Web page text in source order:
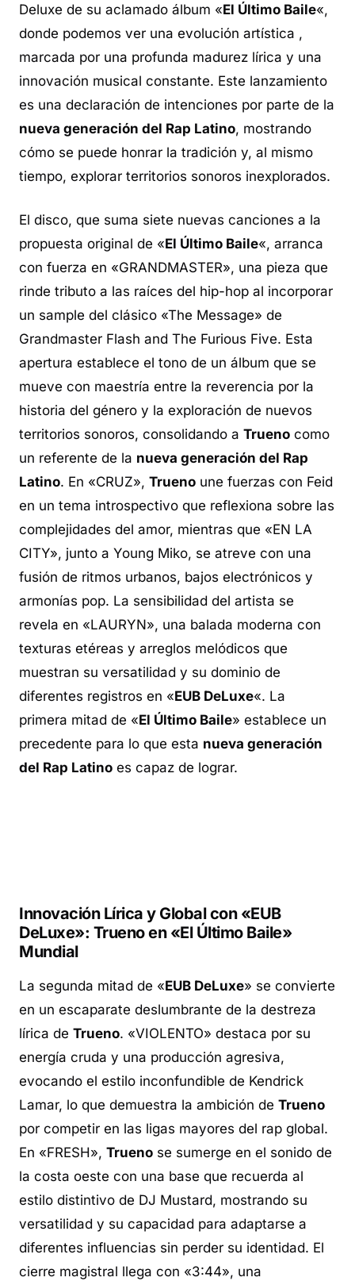
Deluxe de su aclamado álbum «El Último Baile«,
donde podemos ver una evolución artística ,
marcada por una profunda madurez lírica y una
innovación musical constante. Este lanzamiento
es una declaración de intenciones por parte de la
nueva generación del Rap Latino, mostrando
cómo se puede honrar la tradición y, al mismo
tiempo, explorar territorios sonoros inexplorados.
El disco, que suma siete nuevas canciones a la
propuesta original de «El Último Baile«, arranca
con fuerza en «GRANDMASTER», una pieza que
rinde tributo a las raíces del hip-hop al incorporar
un sample del clásico «The Message» de
Grandmaster Flash and The Furious Five. Esta
apertura establece el tono de un álbum que se
mueve con maestría entre la reverencia por la
historia del género y la exploración de nuevos
territorios sonoros, consolidando a Trueno como
un referente de la nueva generación del Rap
Latino. En «CRUZ», Trueno une fuerzas con Feid
en un tema introspectivo que reflexiona sobre las
complejidades del amor, mientras que «EN LA
CITY», junto a Young Miko, se atreve con una
fusión de ritmos urbanos, bajos electrónicos y
armonías pop. La sensibilidad del artista se
revela en «LAURYN», una balada moderna con
texturas etéreas y arreglos melódicos que
muestran su versatilidad y su dominio de
diferentes registros en «EUB DeLuxe«. La
primera mitad de «El Último Baile» establece un
precedente para lo que esta nueva generación
del Rap Latino es capaz de lograr.
Innovación Lírica y Global con «EUB
DeLuxe»: Trueno en «El Último Baile»
Mundial
La segunda mitad de «EUB DeLuxe» se convierte
en un escaparate deslumbrante de la destreza
lírica de Trueno. «VIOLENTO» destaca por su
energía cruda y una producción agresiva,
evocando el estilo inconfundible de Kendrick
Lamar, lo que demuestra la ambición de Trueno
por competir en las ligas mayores del rap global.
En «FRESH», Trueno se sumerge en el sonido de
la costa oeste con una base que recuerda al
estilo distintivo de DJ Mustard, mostrando su
versatilidad y su capacidad para adaptarse a
diferentes influencias sin perder su identidad. El
cierre magistral llega con «3:44», una